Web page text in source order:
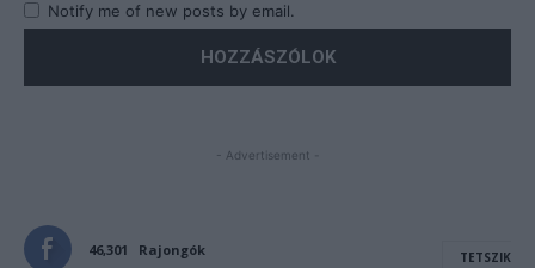
Notify me of new posts by email.
- Advertisement -
46,301 Rajongók TETSZIK